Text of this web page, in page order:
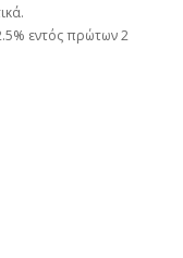
εντός πρώτων 2